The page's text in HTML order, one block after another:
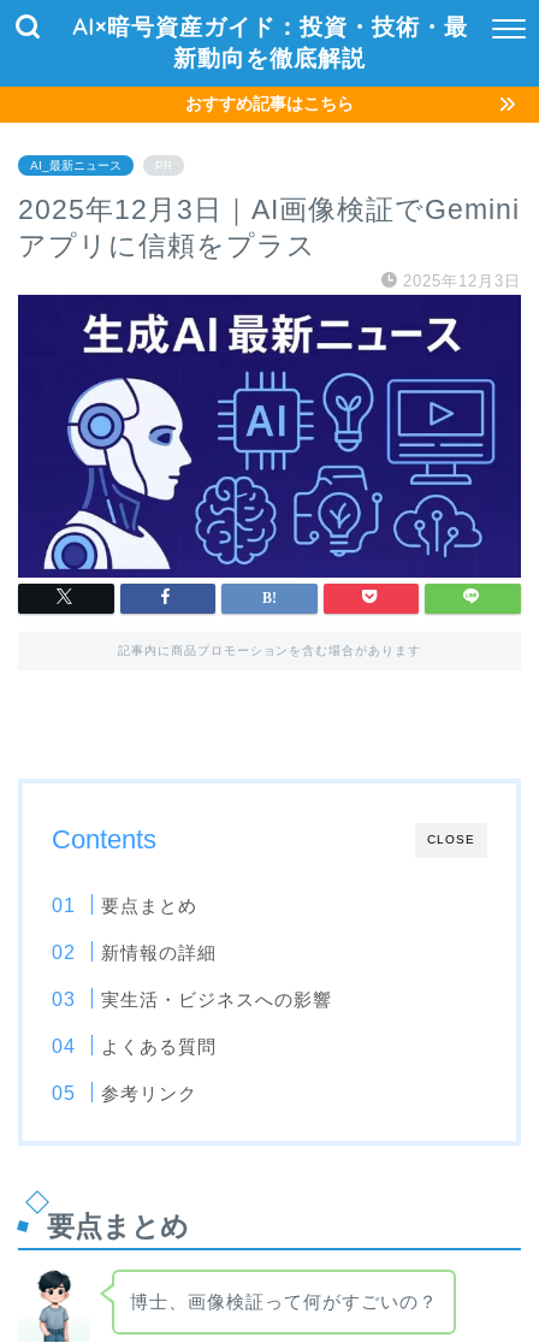
AI×暗号資産ガイド：投資・技術・最
新動向を徹底解説
おすすめ記事はこちら
AI_最新ニュース PR
2025年12月3日｜AI画像検証でGemini
アプリに信頼をプラス
2025年12月3日
記事内に商品プロモーションを含む場合があります
CLOSE
Contents
要点まとめ
新情報の詳細
実生活・ビジネスへの影響
よくある質問
参考リンク
要点まとめ
博士、画像検証って何がすごいの？